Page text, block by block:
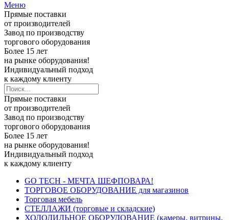
Меню
Прямые поставки
от производителей
Завод по производству
торгового оборудования
Более 15 лет
на рынке оборудования!
Индивидуальный подход
к каждому клиенту
Прямые поставки
от производителей
Завод по производству
торгового оборудования
Более 15 лет
на рынке оборудования!
Индивидуальный подход
к каждому клиенту
GO TECH - МЕЧТА ШЕФПОВАРА!
ТОРГОВОЕ ОБОРУДОВАНИЕ для магазинов
Торговая мебель
СТЕЛЛАЖИ (торговые и складские)
ХОЛОДИЛЬНОЕ ОБОРУДОВАНИЕ (камеры, витрины,